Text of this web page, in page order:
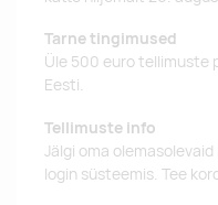
Tarne tingimused
Üle 500 euro tellimuste
Eesti.
Tellimuste info
Jälgi oma
login süsteemis. Tee